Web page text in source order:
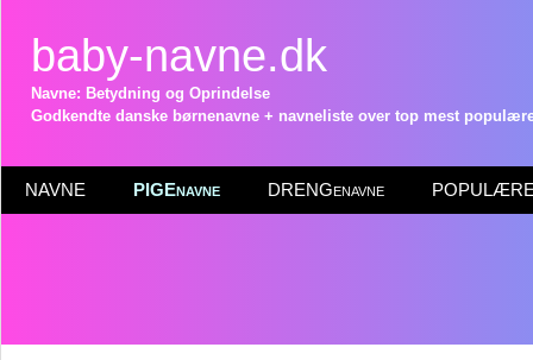
baby-navne.dk
Navne: Betydning og Oprindelse
Godkendte danske børnenavne + navneliste over top mest
NAVNE PIGEnavne DRENGenavne POPULÆRE